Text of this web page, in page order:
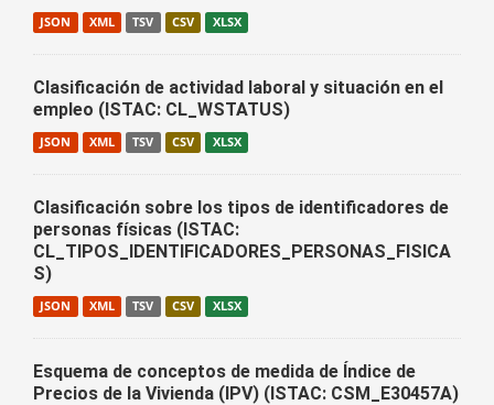
JSON XML TSV CSV XLSX
Clasificación de actividad laboral y situación en el
empleo (ISTAC: CL_WSTATUS)
JSON XML TSV CSV XLSX
Clasificación sobre los tipos de identificadores de
personas físicas (ISTAC:
CL_TIPOS_IDENTIFICADORES_PERSONAS_FISICA
S)
JSON XML TSV CSV XLSX
Esquema de conceptos de medida de Índice de
Precios de la Vivienda (IPV) (ISTAC: CSM_E30457A)